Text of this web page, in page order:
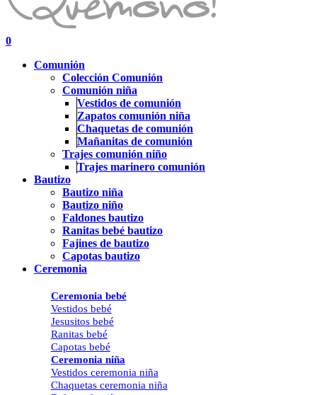
search
account
0
Comunión
Colección Comunión
Comunión niña
Vestidos de comunión
Zapatos comunión niña
Chaquetas de comunión
Mañanitas de comunión
Trajes comunión niño
Trajes marinero comunión
Bautizo
Bautizo niña
Bautizo niño
Faldones bautizo
Ranitas bebé bautizo
Fajines de bautizo
Capotas bautizo
Ceremonia
Ceremonia bebé
Vestidos bebé
Jesusitos bebé
Ranitas bebé
Capotas bebé
Ceremonia niña
Vestidos ceremonia niña
Chaquetas ceremonia niña